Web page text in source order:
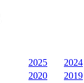
2025
2024
2020
2019